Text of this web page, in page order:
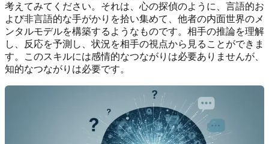
考えてみてください。それは、心の探偵のように、言語的お
よび非言語的な手がかりを拾い集めて、他者の内面世界のメ
ンタルモデルを構築するようなものです。相手の推論を理解
し、反応を予測し、状況を相手の視点から見ることができま
す。このスキルには感情的なつながりは必要ありませんが、
知的なつながりは必要です。